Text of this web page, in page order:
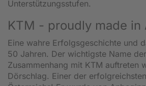
Unterstützungsstufen.
KTM - proudly made in
Eine wahre Erfolgsgeschichte und
50 Jahren. Der wichtigste Name
Zusammenhang mit KTM auftreten
Dörschlag. Einer der